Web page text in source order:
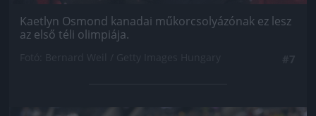
Kaetlyn Osmond kanadai műkorcsolyázónak ez lesz
az első téli olimpiája.